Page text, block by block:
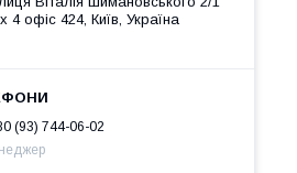
4 офіс 424, Київ, Україна
(93) 744-06-02